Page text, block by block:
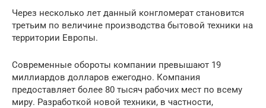
Через несколько лет данный конгломерат становится
третьим по величине производства бытовой техники на
территории Европы.
Современные обороты компании превышают 19
миллиардов долларов ежегодно. Компания
предоставляет более 80 тысяч рабочих мест по всему
миру. Разработкой новой техники, в частности,